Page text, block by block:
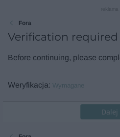
Fora
Verification required
Before continuing, please
Weryfikacja Wymagane
Dalej